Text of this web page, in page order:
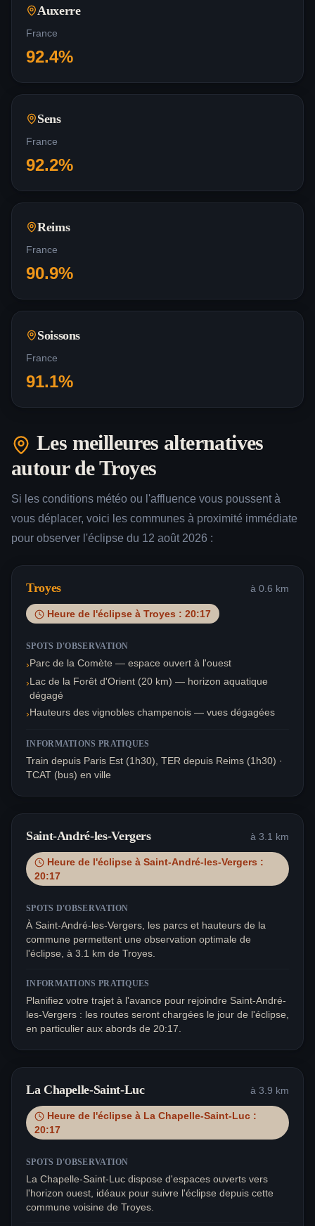
Auxerre
France
92.4%
Sens
France
92.2%
Reims
France
90.9%
Soissons
France
91.1%
Les meilleures alternatives
autour deTroyes
Si les conditions météo ou l'affluence vous poussent à
vous déplacer, voici les communes à proximité immédiate
pour observer l'éclipse du 12 août 2026 :
Troyes à 0.6 km
Heure de l'éclipse à Troyes : 20:17
SPOTS D'OBSERVATION
›Parc de la Comète — espace ouvert à l'ouest
›Lac de la Forêt d'Orient (20 km) — horizon aquatique
dégagé
›Hauteurs des vignobles champenois — vues dégagées
INFORMATIONS PRATIQUES
Train depuis Paris Est (1h30), TER depuis Reims (1h30) ·
TCAT (bus) en ville
Saint-André-les-Vergers à 3.1 km
Heure de l'éclipse à Saint-André-les-Vergers :
20:17
SPOTS D'OBSERVATION
À Saint-André-les-Vergers, les parcs et hauteurs de la
commune permettent une observation optimale de
l'éclipse, à 3.1 km de Troyes.
INFORMATIONS PRATIQUES
Planifiez votre trajet à l'avance pour rejoindre Saint-André-
les-Vergers : les routes seront chargées le jour de l'éclipse,
en particulier aux abords de 20:17.
La Chapelle-Saint-Luc à 3.9 km
Heure de l'éclipse à La Chapelle-Saint-Luc :
20:17
SPOTS D'OBSERVATION
La Chapelle-Saint-Luc dispose d'espaces ouverts vers
l'horizon ouest, idéaux pour suivre l'éclipse depuis cette
commune voisine de Troyes.